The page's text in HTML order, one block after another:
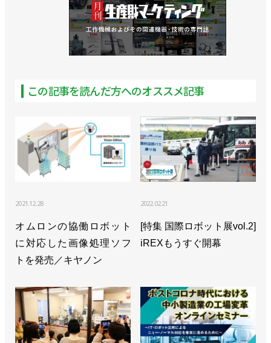
この記事を読んだ方へのオススメ記事
2021.12.28
オムロンの協働ロボット
に対応した画像処理ソフ
トを発売／キヤノン
2022.02.21
[特集 国際ロボット展vol.2]
iREXもうすぐ開幕